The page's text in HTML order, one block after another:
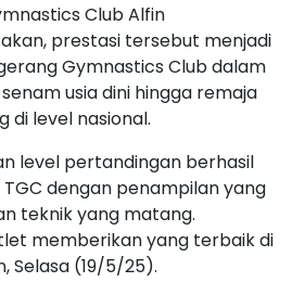
Club Alfin
prestasi tersebut menjadi
Gymnastics Club dalam
usia dini hingga remaja
di level nasional.
level pertandingan berhasil
dengan penampilan yang
teknik yang matang.
memberikan yang terbaik di
Selasa (19/5/25).